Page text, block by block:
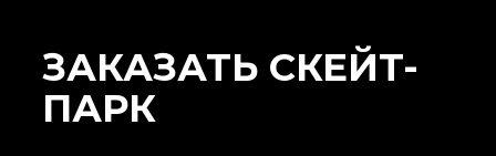
ЗАКАЗАТЬ СКЕЙТ-
ПАРК